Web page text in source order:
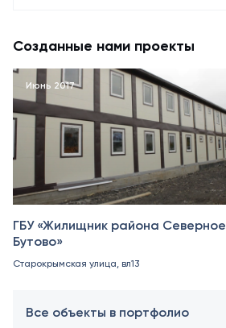
Созданные нами проекты
Июнь 2017
ГБУ «Жилищник района Северное
Бутово»
Старокрымская улица, вл13
Все объекты в портфолио